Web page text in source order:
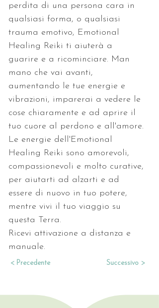
perdita di una persona cara in
qualsiasi forma, o qualsiasi
trauma emotivo, Emotional
Healing Reiki ti aiuterà a
guarire e a ricominciare. Man
mano che vai avanti,
aumentando le tue energie e
vibrazioni, imparerai a vedere le
cose chiaramente e ad aprire il
tuo cuore al perdono e all'amore.
Le energie dell'Emotional
Healing Reiki sono amorevoli,
compassionevoli e molto curative,
per aiutarti ad alzarti e ad
essere di nuovo in tuo potere,
mentre vivi il tuo viaggio su
questa Terra.
Ricevi attivazione a distanza e
manuale.
< Precedente Successivo >